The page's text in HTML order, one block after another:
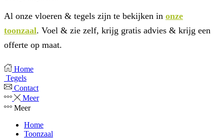
Al onze vloeren & tegels zijn te bekijken in onze
toonzaal. Voel & zie zelf, krijg gratis advies & krijg een
offerte op maat.
Home
Tegels
Contact
Meer
Meer
Home
Toonzaal